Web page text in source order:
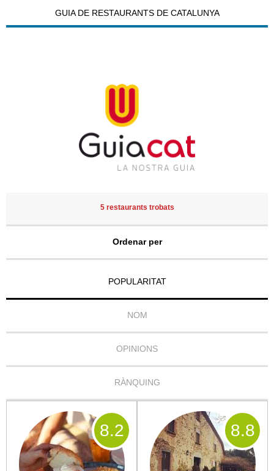
GUIA DE RESTAURANTS DE CATALUNYA
5 restaurants trobats
Ordenar per
POPULARITAT
NOM
OPINIONS
RÀNQUING
8.2 8.8